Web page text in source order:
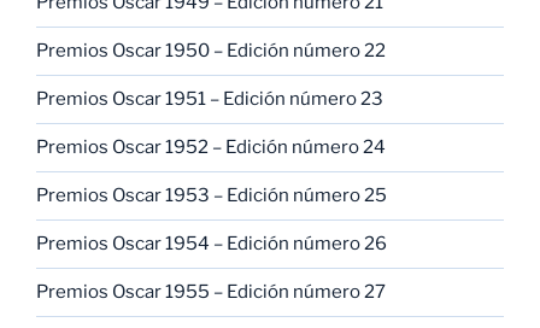
Premios Oscar 1950 – Edición número 22
Premios Oscar 1951 – Edición número 23
Premios Oscar 1952 – Edición número 24
Premios Oscar 1953 – Edición número 25
Premios Oscar 1954 – Edición número 26
Premios Oscar 1955 – Edición número 27